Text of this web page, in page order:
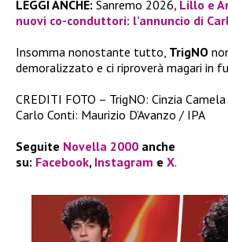
LEGGI ANCHE: Sanremo 2026, Lillo e
nuovi co-conduttori: l’annuncio di
Insomma nonostante tutto, TrigNO
demoralizzato e ci riproverà magari in
CREDITI FOTO – TrigNO: Cinzia
Carlo Conti: Maurizio D’Avanzo / IPA
Seguite Novella 2000 anche
su: Facebook, Instagram e X.